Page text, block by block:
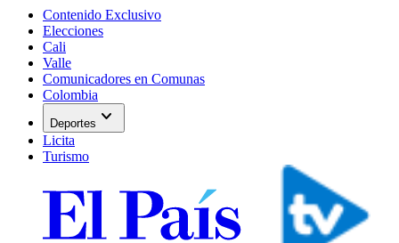
Contenido Exclusivo
Elecciones
Cali
Valle
Comunicadores en Comunas
Colombia
Deportes expand_more
Licita
Turismo